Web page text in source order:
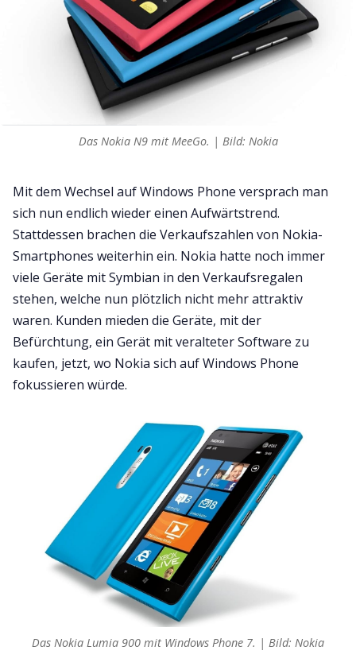
Das Nokia N9 mit MeeGo. | Bild: Nokia
Mit dem Wechsel auf Windows Phone versprach man
sich nun endlich wieder einen Aufwärtstrend.
Stattdessen brachen die Verkaufszahlen von Nokia-
Smartphones weiterhin ein. Nokia hatte noch immer
viele Geräte mit Symbian in den Verkaufsregalen
stehen, welche nun plötzlich nicht mehr attraktiv
waren. Kunden mieden die Geräte, mit der
Befürchtung, ein Gerät mit veralteter Software zu
kaufen, jetzt, wo Nokia sich auf Windows Phone
fokussieren würde.
Das Nokia Lumia 900 mit Windows Phone 7. | Bild: Nokia